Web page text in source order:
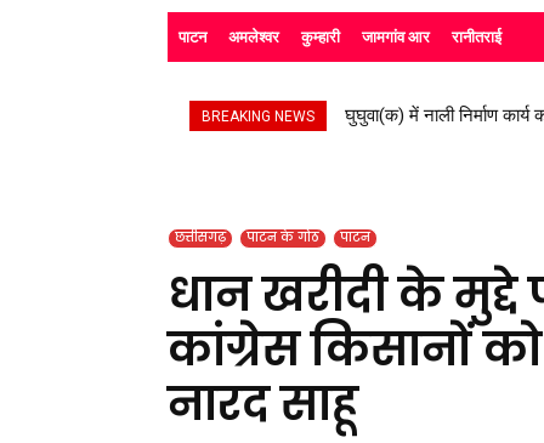
पाटन अमलेश्वर कुम्हारी जामगांव आर रानीतराई
BREAKING NEWS घुघुवा(क) में नाली निर्माण कार्य
स्काउट गाइड के बच्चों ने रैली
छत्तीसगढ़ पाटन के गोठ पाटन
धान खरीदी के
कांग्रेस किसानों
नारद साहू